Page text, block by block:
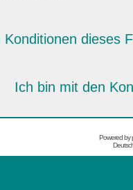
Konditionen dieses
Ich bin mit den
Powered by